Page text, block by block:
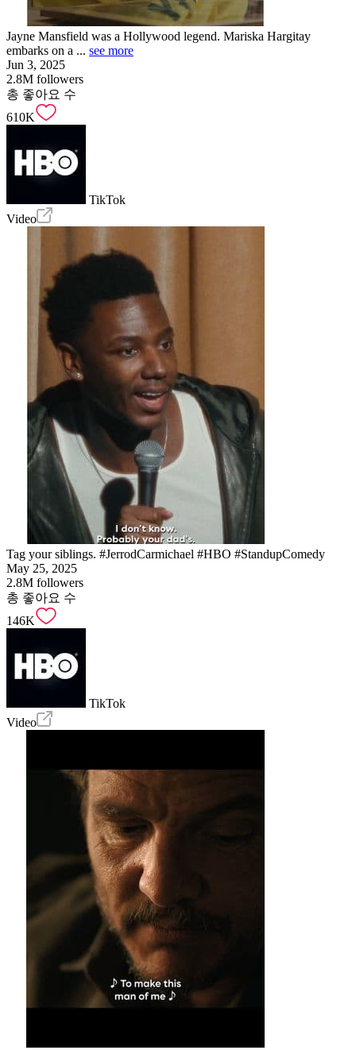
Jayne Mansfield was a Hollywood legend. Mariska Hargitay
embarks on a ... see more
Jun 3, 2025
2.8M followers
총 좋아요 수
610K
TikTok
Video
Tag your siblings. #JerrodCarmichael #HBO #StandupComedy
May 25, 2025
2.8M followers
총 좋아요 수
146K
TikTok
Video